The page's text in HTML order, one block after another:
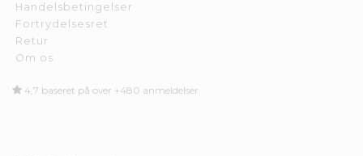
Handelsbetingelser
Fortrydelsesret
Retur
Om os
4,7 baseret på over +480 anmeldelser